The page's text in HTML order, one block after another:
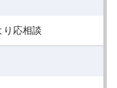
応相談